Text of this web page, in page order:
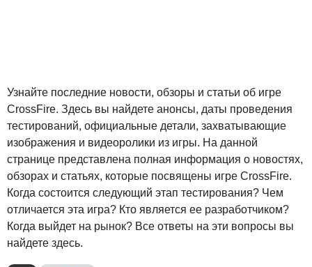
Узнайте последние новости, обзоры и статьи об игре
CrossFire. Здесь вы найдете анонсы, даты проведения
тестирований, официальные детали, захватывающие
изображения и видеоролики из игры. На данной
странице представлена полная информация о новостях,
обзорах и статьях, которые посвящены игре CrossFire.
Когда состоится следующий этап тестирования? Чем
отличается эта игра? Кто является ее разработчиком?
Когда выйдет на рынок? Все ответы на эти вопросы вы
найдете здесь.